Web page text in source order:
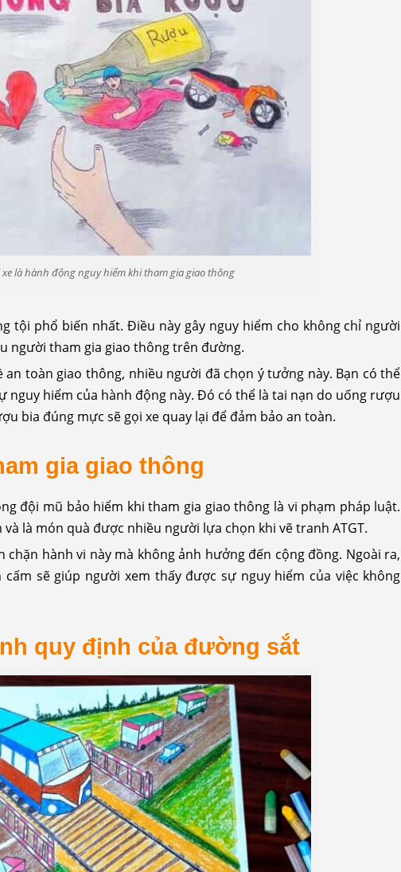
là hành động nguy hiểm khi tham gia giao thông
tội phổ biến nhất. Điều này gây nguy hiểm cho không chỉ người
người tham gia giao thông trên đường.
toàn giao thông, nhiều người đã chọn ý tưởng này. Bạn có thể
nguy hiểm của hành động này. Đó có thể là tai nạn do uống rượu
bia đúng mực sẽ gọi xe quay lại để đảm bảo an toàn.
gia giao thông
đội mũ bảo hiểm khi tham gia giao thông là vi phạm pháp luật.
là món quà được nhiều người lựa chọn khi vẽ tranh ATGT.
hành vi này mà không ảnh hưởng đến cộng đồng. Ngoài ra,
sẽ giúp người xem thấy được sự nguy hiểm của việc không
quy định của đường sắt